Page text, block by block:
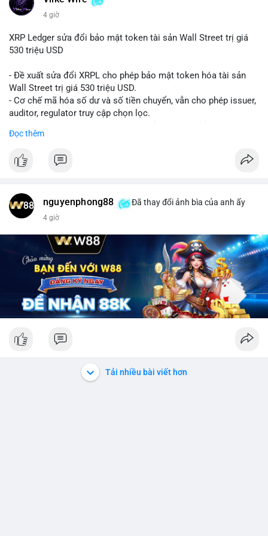
4 giờ
XRP Ledger sửa đổi bảo mật token tài sản Wall Street trị giá
530 triệu USD
- Đề xuất sửa đổi XRPL cho phép bảo mật token hóa tài sản
Wall Street trị giá 530 triệu USD.
- Cơ chế mã hóa số dư và số tiền chuyển, vẫn cho phép issuer,
auditor, regulator truy cập chọn lọc.
tài chính.
chức tài chính.
$xrp
#titanbot
📰 Nguồn: CoinDesk
Đọc thêm
nguyenphong88 Đã thay đổi ảnh bìa của anh ấy
4 giờ
Tải nhiều bài viết hơn